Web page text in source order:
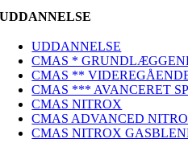
UDDANNELSE
UDDANNELSE
CMAS *
CMAS **
CMAS *** AVANCERET
CMAS NITROX
CMAS ADVANCED
CMAS NITROX